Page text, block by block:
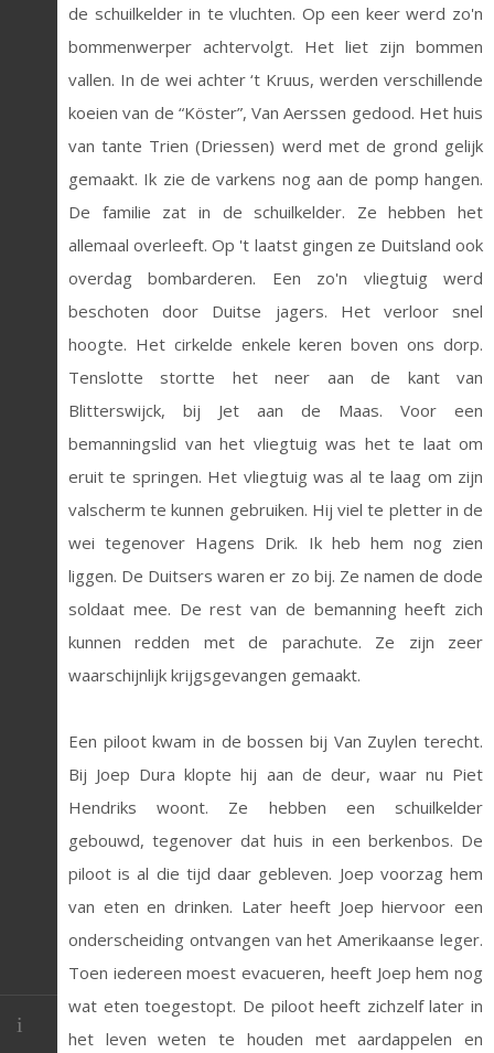
de schuilkelder in te vluchten. Op een keer werd zo'n
bommenwerper achtervolgt. Het liet zijn bommen
vallen. In de wei achter ‘t Kruus, werden verschillende
koeien van de “Köster”, Van Aerssen gedood. Het huis
van tante Trien (Driessen) werd met de grond gelijk
gemaakt. Ik zie de varkens nog aan de pomp hangen.
De familie zat in de schuilkelder. Ze hebben het
allemaal overleeft. Op 't laatst gingen ze Duitsland ook
overdag bombarderen. Een zo'n vliegtuig werd
beschoten door Duitse jagers. Het verloor snel
hoogte. Het cirkelde enkele keren boven ons dorp.
Tenslotte stortte het neer aan de kant van
Blitterswijck, bij Jet aan de Maas. Voor een
bemanningslid van het vliegtuig was het te laat om
eruit te springen. Het vliegtuig was al te laag om zijn
valscherm te kunnen gebruiken. Hij viel te pletter in de
wei tegenover Hagens Drik. Ik heb hem nog zien
liggen. De Duitsers waren er zo bij. Ze namen de dode
soldaat mee. De rest van de bemanning heeft zich
kunnen redden met de parachute. Ze zijn zeer
waarschijnlijk krijgsgevangen gemaakt.
Een piloot kwam in de bossen bij Van Zuylen terecht.
Bij Joep Dura klopte hij aan de deur, waar nu Piet
Hendriks woont. Ze hebben een schuilkelder
gebouwd, tegenover dat huis in een berkenbos. De
piloot is al die tijd daar gebleven. Joep voorzag hem
van eten en drinken. Later heeft Joep hiervoor een
onderscheiding ontvangen van het Amerikaanse leger.
Toen iedereen moest evacueren, heeft Joep hem nog
wat eten toegestopt. De piloot heeft zichzelf later in
het leven weten te houden met aardappelen en